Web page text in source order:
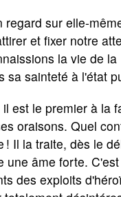
regard sur elle-
et fixer notre
la vie de la
sa sainteté à l'état
est le premier à la
oraisons. Quel
! Il la traite, dès le
une âme forte.
des exploits